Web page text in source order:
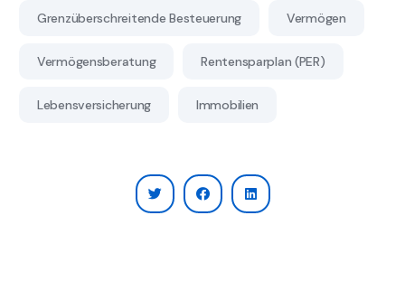
Grenzüberschreitende Besteuerung Vermögen
Vermögensberatung Rentensparplan (PER)
Lebensversicherung Immobilien